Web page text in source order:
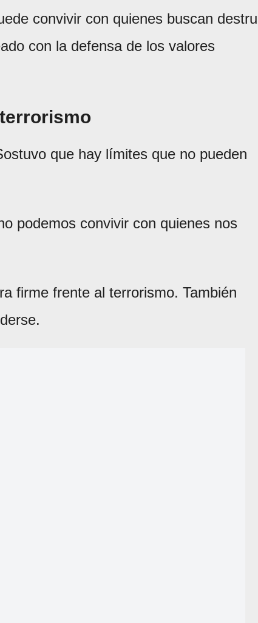
convivir con quienes buscan
con la defensa de los valores
que hay límites que no pueden
podemos convivir con quienes nos
firme frente al terrorismo. También